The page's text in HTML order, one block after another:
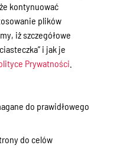
kontynuować
plików
iż szczegółowe
i jak je
Prywatności
do prawidłowego
do celów